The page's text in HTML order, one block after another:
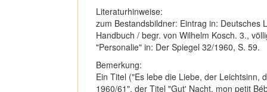
Literaturhinweise:
zum Bestandsbildner: Eintrag in: Deutsches
Handbuch / begr. von Wilhelm Kosch. 3.,
"Personalie" in: Der Spiegel 32/1960, S. 59.
Bemerkung:
Ein Titel ("Es lebe die Liebe, der Leichtsinn,
1960/61", der Titel "Gut' Nacht, mon petit